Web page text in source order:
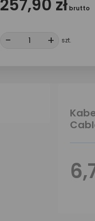
257,90 zł brutto
- + +
szt.